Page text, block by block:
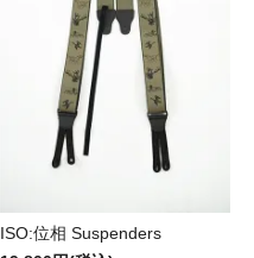
ISO:位相 Suspenders